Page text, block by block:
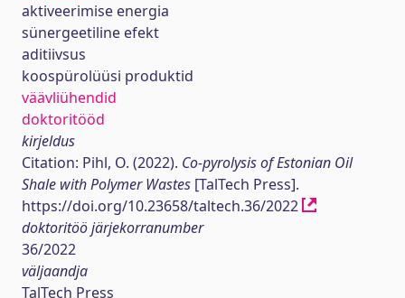
aktiveerimise energia
sünergeetiline efekt
aditiivsus
koospürolüüsi produktid
väävliühendid
doktoritööd
kirjeldus
Citation: Pihl, O. (2022). Co-pyrolysis of Estonian Oil
Shale with Polymer Wastes [TalTech Press].
https://doi.org/10.23658/taltech.36/2022
doktoritöö järjekorranumber
36/2022
väljaandja
TalTech Press